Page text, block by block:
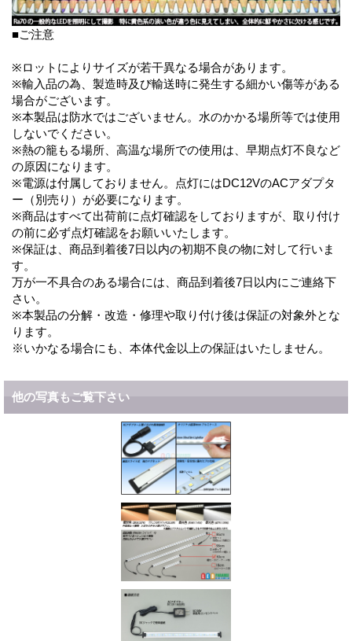
■ご注意
※ロットによりサイズが若干異なる場合があります。
※輸入品の為、製造時及び輸送時に発生する細かい傷等がある
場合がございます。
※本製品は防水ではございません。水のかかる場所等では使用
しないでください。
※熱の籠もる場所、高温な場所での使用は、早期点灯不良など
の原因になります。
※電源は付属しておりません。点灯にはDC12VのACアダプタ
ー（別売り）が必要になります。
※商品はすべて出荷前に点灯確認をしておりますが、取り付け
の前に必ず点灯確認をお願いいたします。
※保証は、商品到着後7日以内の初期不良の物に対して行いま
す。
万が一不具合のある場合には、商品到着後7日以内にご連絡下
さい。
※本製品の分解・改造・修理や取り付け後は保証の対象外とな
ります。
※いかなる場合にも、本体代金以上の保証はいたしません。
他の写真もご覧下さい